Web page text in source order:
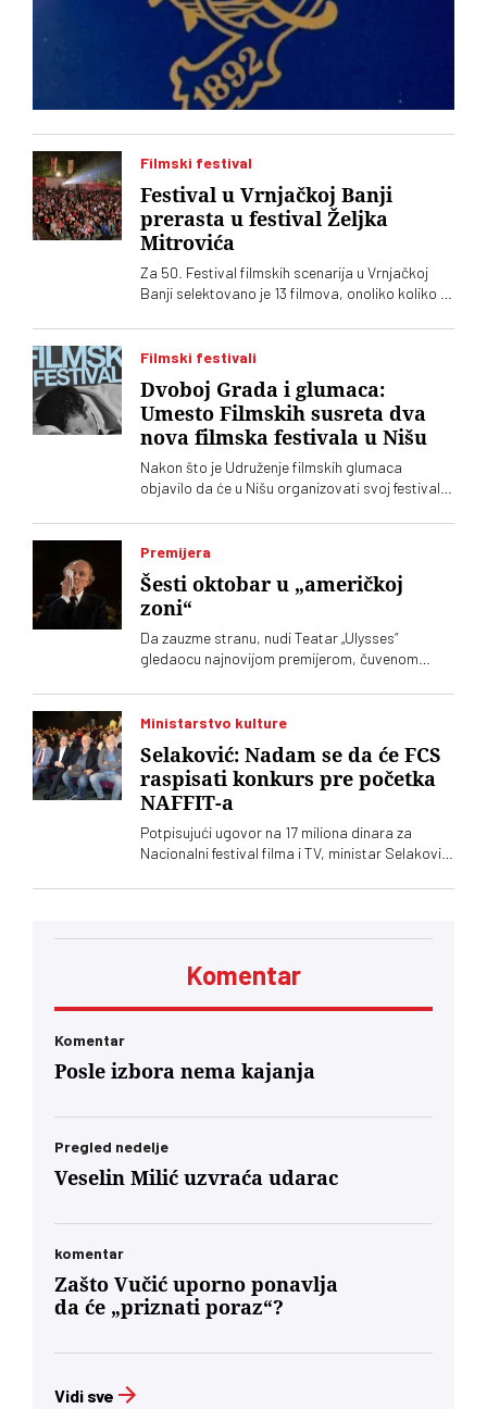
Filmski festival
Festival u Vrnjačkoj Banji
prerasta u festival Željka
Mitrovića
Za 50. Festival filmskih scenarija u Vrnjačkoj
Banji selektovano je 13 filmova, onoliko koliko ih
dominiraju filmovi Željka Mitrovića
Filmski festivali
Dvoboj Grada i glumaca:
Umesto Filmskih susreta dva
nova filmska festivala u Nišu
Nakon što je Udruženje filmskih glumaca
objavilo da će u Nišu organizovati svoj festival,
Izgleda da će oba biti u istom terminu
Premijera
Šesti oktobar u „američkoj
zoni“
Da zauzme stranu, nudi Teatar „Ulysses“
gledaocu najnovijom premijerom, čuvenom
režiji Lenke Udovički. Glume Svetozar Cvetković
i Ozren Grabarić
Ministarstvo kulture
Selaković: Nadam se da će FCS
raspisati konkurs pre početka
NAFFIT-a
Potpisujući ugovor na 17 miliona dinara za
Nacionalni festival filma i TV, ministar Selaković
objaviti konkurse pre početka tog festivala na
Komentar
Komentar
Posle izbora nema kajanja
Pregled nedelje
Veselin Milić uzvraća udarac
komentar
Zašto Vučić uporno ponavlja
da će „priznati poraz“?
Vidi sve